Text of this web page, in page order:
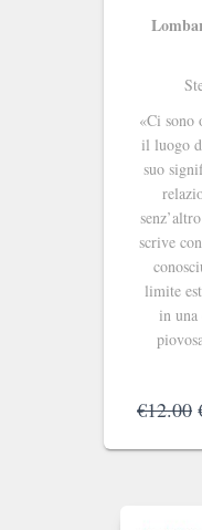
«Ci sono
il luogo
suo
scrive
limite
in
€12.00